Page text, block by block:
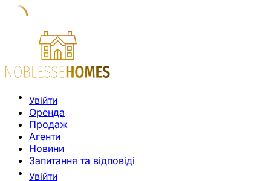
Увійти
Оренда
Продаж
Агенти
Новини
Запитання та відповіді
Увійти